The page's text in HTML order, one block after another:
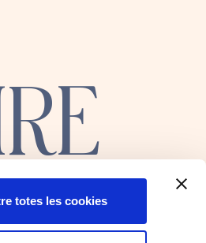
totes les cookies
À NOTRE NEWSLETTER